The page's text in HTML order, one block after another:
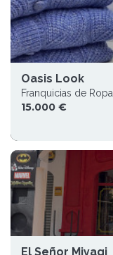
Oasis Look
Franquicias de Ropa
15.000 €
El Señor Miyagi